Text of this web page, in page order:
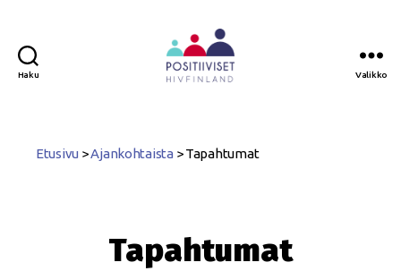
Haku Valikko
Etusivu >Ajankohtaista >Tapahtumat
Tapahtumat